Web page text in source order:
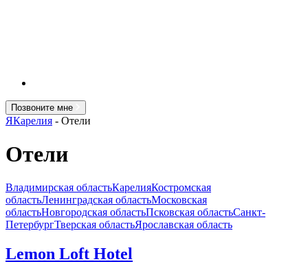
Позвоните мне
ЯКарелия - Отели
Отели
Владимирская областьКарелияКостромская
областьЛенинградская областьМосковская
областьНовгородская областьПсковская областьСанкт-
ПетербургТверская областьЯрославская область
Lemon Loft Hotel